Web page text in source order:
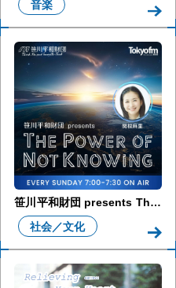
音楽
笹川平和財団 presents The Power of Not Knowing
社会／文化